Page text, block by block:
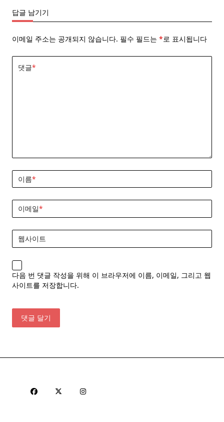
답글 남기기
이메일 주소는 공개되지 않습니다. 필수 필드는 *로 표시됩니다
댓글*
이름*
이메일*
웹사이트
다음 번 댓글 작성을 위해 이 브라우저에 이름, 이메일, 그리고 웹
사이트를 저장합니다.